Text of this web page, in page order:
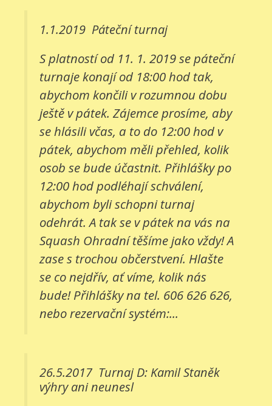
1.1.2019 Páteční turnaj
S platností od 11. 1. 2019 se páteční
turnaje konají od 18:00 hod tak,
abychom končili v rozumnou dobu
ještě v pátek. Zájemce prosíme, aby
se hlásili včas, a to do 12:00 hod v
pátek, abychom měli přehled, kolik
osob se bude účastnit. Přihlášky po
12:00 hod podléhají schválení,
abychom byli schopni turnaj
odehrát. A tak se v pátek na vás na
Squash Ohradní těšíme jako vždy! A
zase s trochou občerstvení. Hlašte
se co nejdřív, ať víme, kolik nás
bude! Přihlášky na tel. 606 626 626,
nebo rezervační systém:...
26.5.2017 Turnaj D: Kamil Staněk
výhry ani neunesl